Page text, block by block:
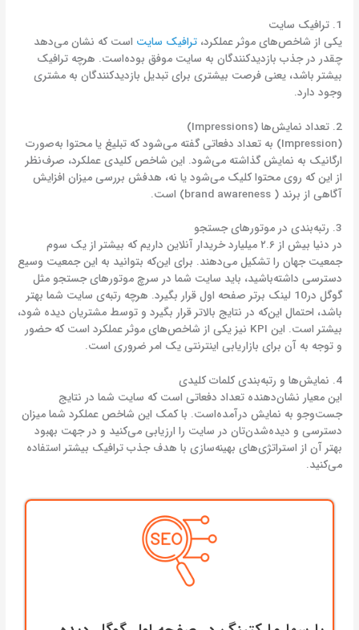
1. ترافیک سایت
یکی از شاخص‌های موثر عملکرد،ترافیک سایت است که نشان می‌دهد
چقدر در جذب بازدیدکنندگان به سایت موفق بوده‌است. هرچه ترافیک
بیشتر باشد، یعنی فرصت بیشتری برای تبدیل بازدیدکنندگان به مشتری
وجود دارد.
2. تعداد نمایش‌ها (Impressions)
(Impression) به تعداد دفعاتی گفته می‌شود که تبلیغ یا محتوا به‌صورت
ارگانیک به نمایش گذاشته می‌شود. این شاخص کلیدی عملکرد، صرف‌نظر
از این که روی محتوا کلیک می‌شود یا نه، هدفش بررسی میزان افزایش
آگاهی از برند ( brand awareness) است.
3. رتبه‌بندی در موتورهای جستجو
در دنیا بیش از ۲.۶ میلیارد خریدار آنلاین داریم که بیشتر از یک سوم
جمعیت جهان را تشکیل می‌دهند. برای این‌که بتوانید به این جمعیت وسیع
دسترسی داشته‌باشید، باید سایت شما در سرچ موتورهای جستجو مثل
گوگل در10 لینک برتر صفحه اول قرار بگیرد. هرچه رتبه‌ی سایت شما بهتر
باشد، احتمال این‌که در نتایج بالاتر قرار بگیرد و توسط مشتریان دیده شود،
بیشتر است. این KPI نیز یکی از شاخص‌های موثر عملکرد است که حضور
و توجه به آن برای بازاریابی اینترنتی یک امر ضروری است.
4. نمایش‌ها و رتبه‌بندی کلمات کلیدی
این معیار نشان‌دهنده تعداد دفعاتی است که سایت شما در نتایج
جست‌وجو به نمایش درآمده‌است. با کمک این شاخص عملکرد شما میزان
دسترسی و دیده‌شدن‌تان در سایت را ارزیابی می‌کنید و در جهت بهبود
بهتر آن از استراتژی‌‌های بهینه‌سازی با هدف جذب ترافیک بیشتر استفاده
می‌کنید.